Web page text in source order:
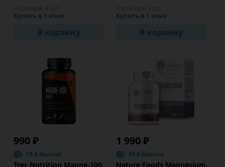
Купить в 1 клик
В корзину
Купить в 1 клик
В корзину
990 ₽
19.8 баллов
Trec Nutrition Magne-100
1 990 ₽
39.8 баллов
Nature Foods Magnesium